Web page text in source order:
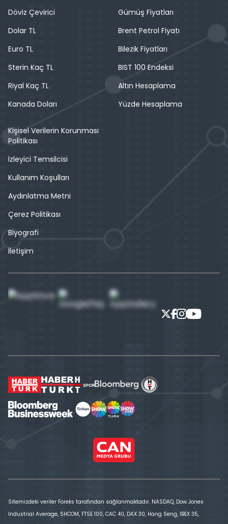
Döviz Çevirici
Dolar TL
Euro TL
Sterin Kaç TL
Riyal Kaç TL
Kanada Doları
Gümüş Fiyatları
Brent Petrol Fiyatı
Bilezik Fiyatları
BIST 100 Endeksi
Altın Hesaplama
Yüzde Hesaplama
Kişisel Verilerin Korunması
Politikası
İzleyici Temsilcisi
Kullanım Koşulları
Aydınlatma Metni
Çerez Politikası
Biyografi
İletişim
Sitemizdeki veriler Foreks tarafından sağlanmaktadır. NASDAQ, Dow Jones
Industrial Average, SHCOM, FTSE 100, CAC 40, DAX 30, Hang Seng, IBEX 35,